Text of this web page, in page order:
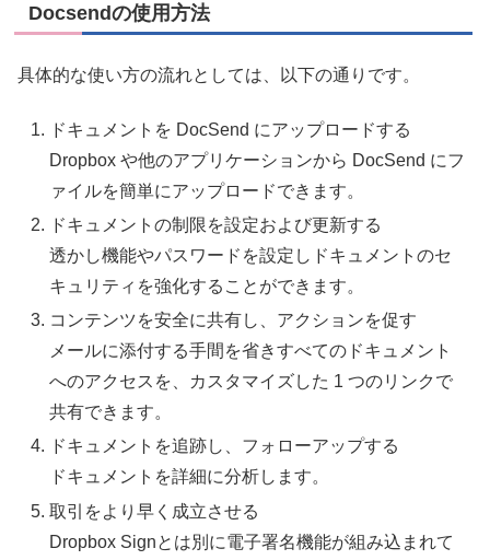
Docsendの使用方法
具体的な使い方の流れとしては、以下の通りです。
ドキュメントを DocSend にアップロードする
Dropbox や他のアプリケーションから DocSend にフ
ァイルを簡単にアップロードできます。
ドキュメントの制限を設定および更新する
透かし機能やパスワードを設定しドキュメントのセ
キュリティを強化することができます。
コンテンツを安全に共有し、アクションを促す
メールに添付する手間を省きすべてのドキュメント
へのアクセスを、カスタマイズした 1 つのリンクで
共有できます。
ドキュメントを追跡し、フォローアップする
ドキュメントを詳細に分析します。
取引をより早く成立させる
Dropbox Signとは別に電子署名機能が組み込まれて